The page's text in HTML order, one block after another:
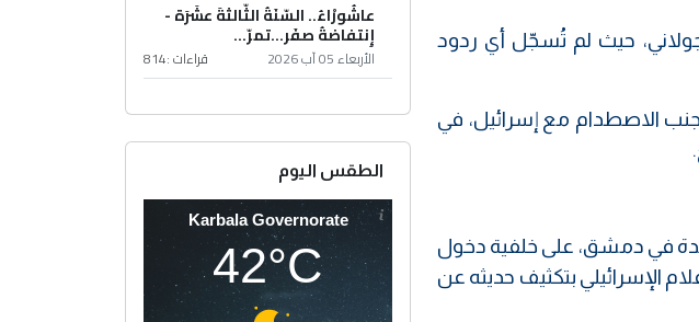
حيث لم تُسجّل أي ردود
الاصطدام مع إسرائيل، في
في دمشق، على خلفية دخول
الإسرائيلي بتكثيف حديثه عن
عاشُورْاءُ.. السّنَةُ الثّالثةَ عشَرَة -
إِنتفاضةُ صفَر…تمرّ...
الأربعاء 05 آب 2026 قراءات :814
الطقس اليوم
Karbala Governorate
42°C